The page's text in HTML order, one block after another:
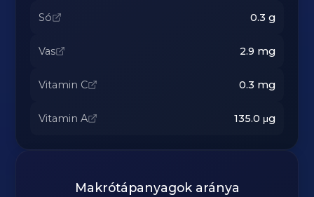
Só 0.3 g
Vas 2.9 mg
Vitamin C 0.3 mg
Vitamin A 135.0 μg
Makrótápanyagok aránya